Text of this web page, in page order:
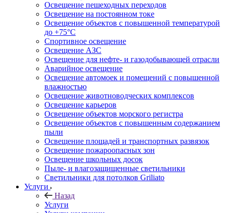
Освещение пешеходных переходов
Освещение на постоянном токе
Освещение объектов с повышенной температурой
до +75°C
Спортивное освещение
Освещение АЗС
Освещение для нефте- и газодобывающей отрасли
Аварийное освещение
Освещение автомоек и помещений с повышенной
влажностью
Освещение животноводческих комплексов
Освещение карьеров
Освещение объектов морского регистра
Освещение объектов с повышенным содержанием
пыли
Освещение площадей и транспортных развязок
Освещение пожароопасных зон
Освещение школьных досок
Пыле- и влагозащищенные светильники
Светильники для потолков Griliato
Услуги
Назад
Услуги